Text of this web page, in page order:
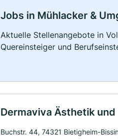
Jobs in Mühlacker &
Aktuelle Stellenangebote in
Quereinsteiger und
Dermaviva Ästhetik
Buchstr. 44, 74321 Bietigheim-